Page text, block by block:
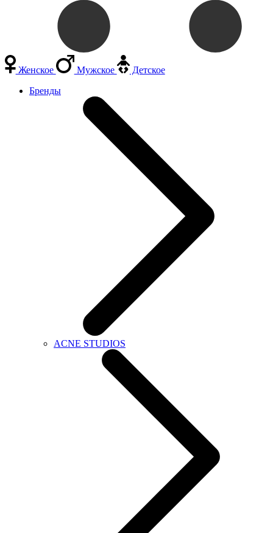
Женское Мужское
Детское
Бренды
ACNE STUDIOS